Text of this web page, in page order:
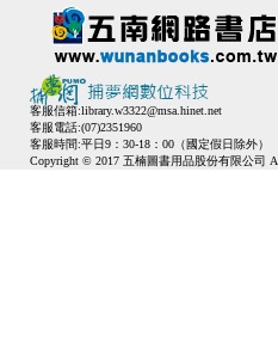
客服信箱:library.w3322@msa.hinet.net
客服電話:(07)2351960
客服時間:平日9：30-18：00（國定假日除外）
Copyright © 2017 五楠圖書用品股份有限公司